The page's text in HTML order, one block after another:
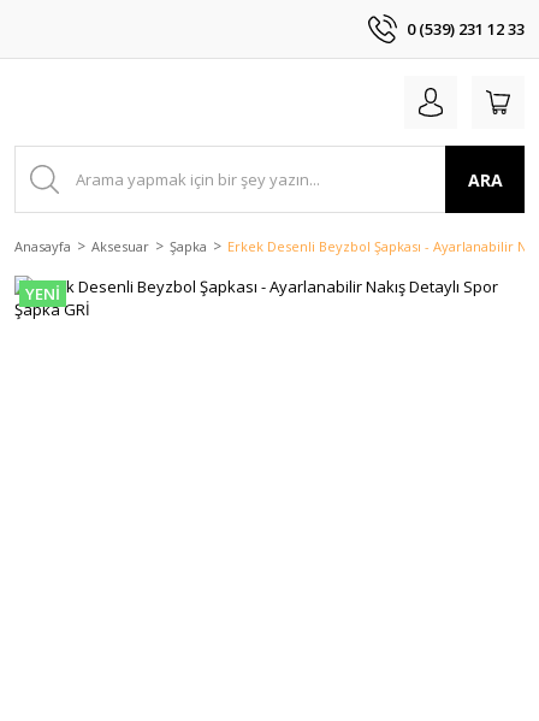
0 (539) 231 12 33
ARA
Anasayfa Aksesuar Şapka Erkek Desenli Beyzbol Şapkası - Ayarlanabilir
YENİ